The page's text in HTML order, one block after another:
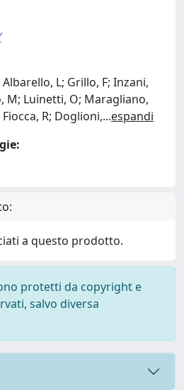
Albarello, L; Grillo, F; Inzani,
M; Luinetti, O; Maragliano,
Fiocca, R; Doglioni,...espandi
a questo prodotto.
protetti da copyright e
salvo diversa